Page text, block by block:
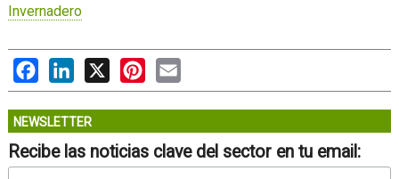
Invernadero
FacebookLinkedIn
X PinterestEmail
NEWSLETTER
Recibe las noticias clave del sector en tu email: